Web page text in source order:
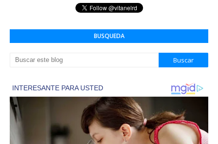
BUSQUEDA